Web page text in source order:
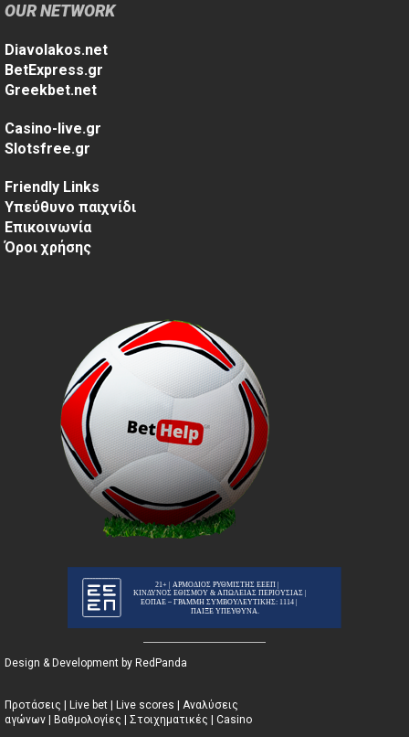
OUR NETWORK
Diavolakos.net
BetExpress.gr
Greekbet.net
Casino-live.gr
Slotsfree.gr
Friendly Links
Υπεύθυνο παιχνίδι
Επικοινωνία
Όροι χρήσης
Design & Development by RedPanda
Προτάσεις Live bet Live scores
Αναλύσεις
αγώνων
Βαθμολογίες Στοιχηματικές Casino